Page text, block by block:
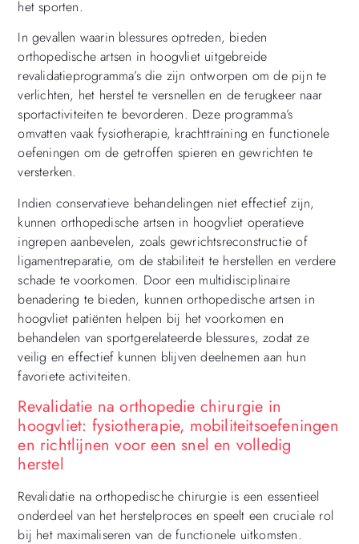
het sporten.
In gevallen waarin blessures optreden, bieden
orthopedische artsen in hoogvliet uitgebreide
revalidatieprogramma’s die zijn ontworpen om de pijn te
verlichten, het herstel te versnellen en de terugkeer naar
sportactiviteiten te bevorderen. Deze programma’s
omvatten vaak fysiotherapie, krachttraining en functionele
oefeningen om de getroffen spieren en gewrichten te
versterken.
Indien conservatieve behandelingen niet effectief zijn,
kunnen orthopedische artsen in hoogvliet operatieve
ingrepen aanbevelen, zoals gewrichtsreconstructie of
ligamentreparatie, om de stabiliteit te herstellen en verdere
schade te voorkomen. Door een multidisciplinaire
benadering te bieden, kunnen orthopedische artsen in
hoogvliet patiënten helpen bij het voorkomen en
behandelen van sportgerelateerde blessures, zodat ze
veilig en effectief kunnen blijven deelnemen aan hun
favoriete activiteiten.
Revalidatie na orthopedie chirurgie in
hoogvliet: fysiotherapie, mobiliteitsoefeningen
en richtlijnen voor een snel en volledig
herstel
Revalidatie na orthopedische chirurgie is een essentieel
onderdeel van het herstelproces en speelt een cruciale rol
bij het maximaliseren van de functionele uitkomsten.